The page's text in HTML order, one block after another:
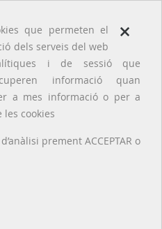
×
que permeten el
dels serveis del web
i de sessió que
informació quan
a mes informació o per a
cookies
prement ACCEPTAR o